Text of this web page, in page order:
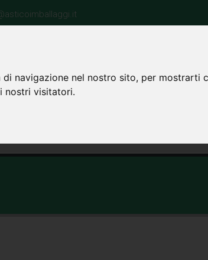
navigazione nel nostro sito, per mostrarti
nostri visitatori.
SERVIZI AZIENDA